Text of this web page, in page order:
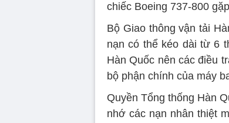
chiếc Boeing 737-800
Bộ Giao thông vận tải
nạn có thể kéo dài từ 6
Hàn Quốc nên các điều
bộ phận chính của máy
Quyền Tổng thống Hàn
nhớ các nạn nhân thiệt